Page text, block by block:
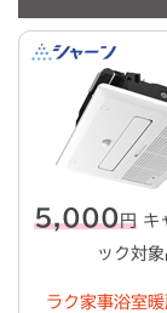
5,000円 キ
ック対象
ラク家事浴室